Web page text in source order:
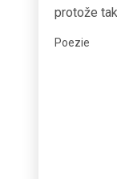
protože
Poezie